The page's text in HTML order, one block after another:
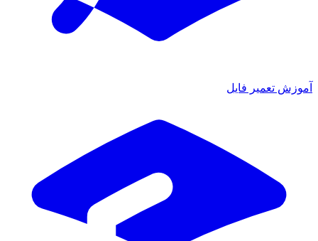
آموزش تعمیر فایل